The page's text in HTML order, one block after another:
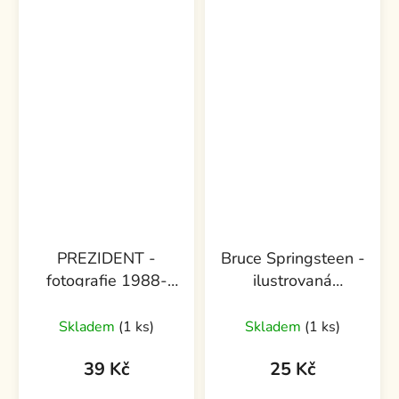
PREZIDENT -
fotografie 1988-
Skladem (1 ks)
39 Kč
Bruce Springsteen -
ilustrovaná
Skladem (1 ks)
25 Kč